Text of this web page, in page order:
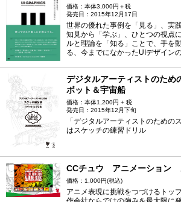
価格：本体3,000円＋税
発売日：2015年12月17日
世界の優れた事例を「見る」、実
知見から「学ぶ」、ひとつの視点
ルと理論を「知る」ことで、手を
る、今までになかったUIデザインの
デジタルアーティストのため
ボット＆宇宙船
価格：本体1,200円 + 税
発売日：2015年12月下旬
「デジタルアーティストのための
はスケッチの練習ドリル
CCチュウ アニメーション
価格：1,000円(税込)
アニメ表現に挑戦をつづけるトッ